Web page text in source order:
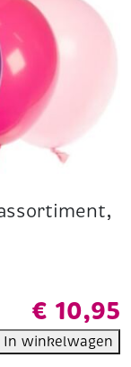
€ 10,95
In winkelwagen